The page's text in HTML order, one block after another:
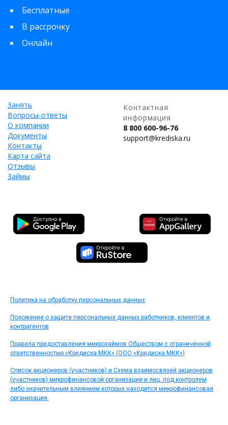
Бесплатные
В рассрочку
Онлайн
Занять
Вопросы-ответы
О компании
Документы
Контакты
Карта сайта
Отзывы
Займы
Контактная
информация
8 800 600-96-76
support@krediska.ru
Политика на обработку персональных данных
Положение о защите персональных данных работников, клиентов и
контрагентов
Правила предоставления микрозаймов Обществом с ограниченной
ответственностью «Кредиска МКК» (ООО «Кредиска МКК»)
Список акционеров (участников) и Схема взаимосвязей акционеров
(участников) микрофинансовой организации и лиц, под контролем
либо значительным влиянием которых находится микрофинансовая
организация.